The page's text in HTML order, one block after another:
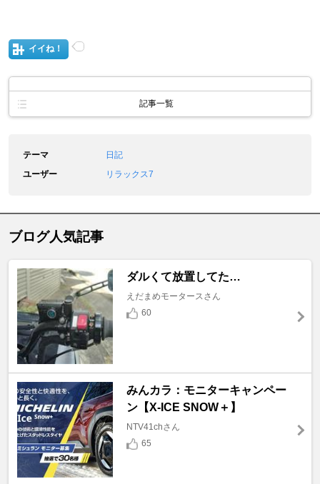
イイね！
記事一覧
テーマ
日記
ユーザー
リラックス7
ブログ人気記事
ダルくて放置してた…
えだまめモータースさん
60
みんカラ：モニターキャンペー
ン【X-ICE SNOW＋】
NTV41chさん
65